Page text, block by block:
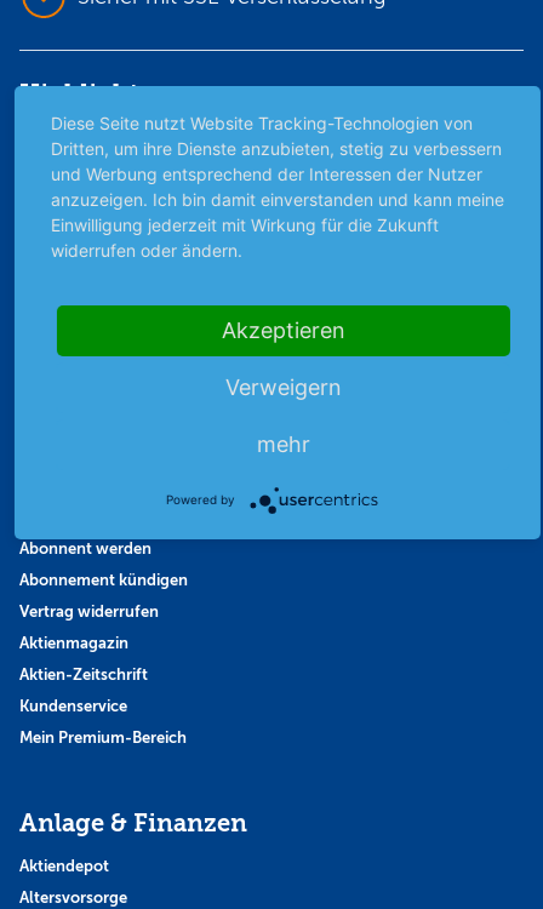
Highlights
Börsenbericht
Börsengerüchte
Börsengespräche
Börsennews
Strategie
Abonnent werden
Abonnement kündigen
Vertrag widerrufen
Aktienmagazin
Aktien-Zeitschrift
Kundenservice
Mein Premium-Bereich
Anlage & Finanzen
Aktiendepot
Altersvorsorge
Diese Seite nutzt Website Tracking-Technologien von
Dritten, um ihre Dienste anzubieten, stetig zu verbessern
und Werbung entsprechend der Interessen der Nutzer
anzuzeigen. Ich bin damit einverstanden und kann meine
Einwilligung jederzeit mit Wirkung für die Zukunft
widerrufen oder ändern.
Akzeptieren
Verweigern
mehr
Powered by